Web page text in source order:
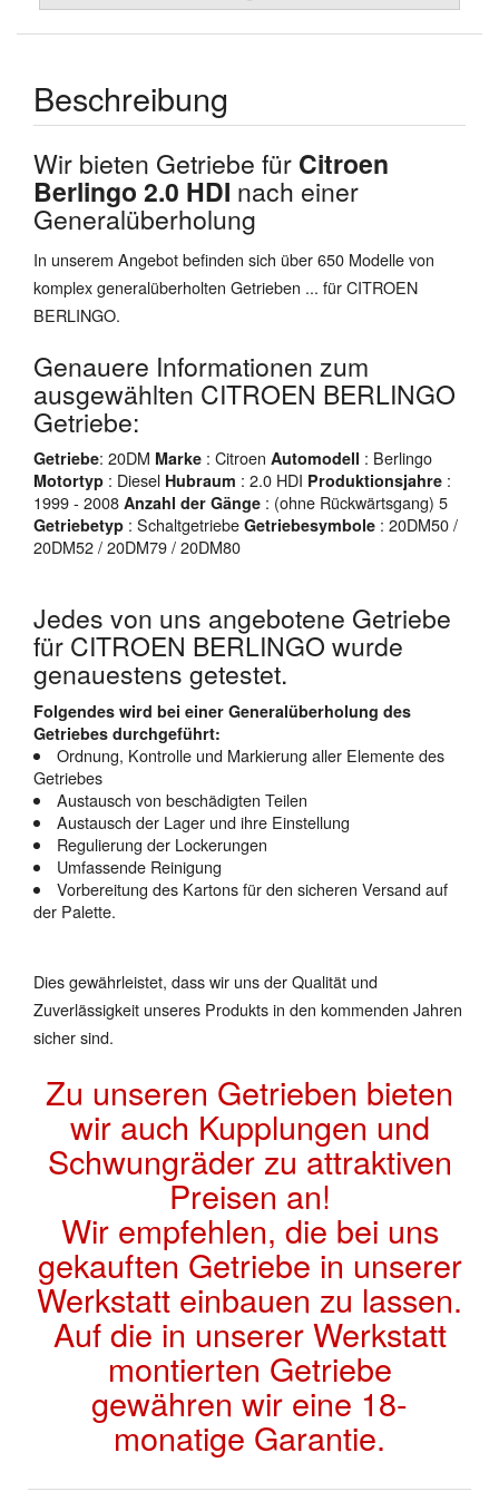
Beschreibung
Wir bieten Getriebe für Citroen
Berlingo 2.0 HDI nach einer
Generalüberholung
In unserem Angebot befinden sich über 650 Modelle von
komplex generalüberholten Getrieben ... für CITROEN
BERLINGO.
Genauere Informationen zum
ausgewählten CITROEN BERLINGO
Getriebe:
Getriebe: 20DM Marke : Citroen Automodell : Berlingo
Motortyp : Diesel Hubraum : 2.0 HDI Produktionsjahre :
1999 - 2008 Anzahl der Gänge : (ohne Rückwärtsgang) 5
Getriebetyp : Schaltgetriebe Getriebesymbole : 20DM50 /
20DM52 / 20DM79 / 20DM80
Jedes von uns angebotene Getriebe
für CITROEN BERLINGO wurde
genauestens getestet.
Folgendes wird bei einer Generalüberholung des
Getriebes durchgeführt:
Ordnung, Kontrolle und Markierung aller Elemente des
Getriebes
Austausch von beschädigten Teilen
Austausch der Lager und ihre Einstellung
Regulierung der Lockerungen
Umfassende Reinigung
Vorbereitung des Kartons für den sicheren Versand auf
der Palette.
Dies gewährleistet, dass wir uns der Qualität und
Zuverlässigkeit unseres Produkts in den kommenden Jahren
sicher sind.
Zu unseren Getrieben bieten
wir auch Kupplungen und
Schwungräder zu attraktiven
Preisen an!
Wir empfehlen, die bei uns
gekauften Getriebe in unserer
Werkstatt einbauen zu lassen.
Auf die in unserer Werkstatt
montierten Getriebe
gewähren wir eine 18-
monatige Garantie.